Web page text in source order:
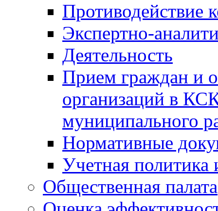
Противодействие
Экспертно-
Деятельность
Прием граждан и
организаций в
муниципального
Нормативные
Учетная политика
Общественная палата